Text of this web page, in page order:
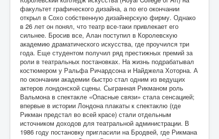
факультет графического дизайна, а по его окончании
открыл в Сохо собственную дизайнерскую фирму. Однако
в 26 лет он понял, что театр все-таки привлекает его
сильнее. Бросив все, Алан поступил в Королевскую
академию драматического искусства, где проучился три
года. Еще студентом получил ряд престижных премий за
роли в театральных постановках. На жизнь подрабатывал
костюмером у Ральфа Ричардсона и Найджела Хоторна. А
по окончании академии быстро стал одним из ведущих
актеров лондонской сцены. Сыгранная Рикманом роль
Вальмона в спектакле «Опасные связи» стала сенсацией;
впервые в истории Лондона плакаты к спектаклю (где
Рикман предстал во всей красе) стали отдельным
источником доходов для театральной администрации. В
1986 году постановку пригласили на Бродвей, где Рикмана